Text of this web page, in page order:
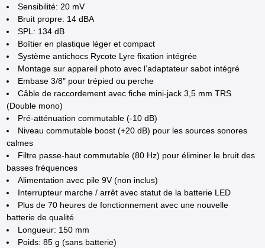
Sensibilité: 20 mV
Bruit propre: 14 dBA
SPL: 134 dB
Boîtier en plastique léger et compact
Système antichocs Rycote Lyre fixation intégrée
Montage sur appareil photo avec l’adaptateur sabot intégré
Embase 3/8″ pour trépied ou perche
Câble de raccordement avec fiche mini-jack 3,5 mm TRS
(Double mono)
Pré-atténuation commutable (-10 dB)
Niveau commutable boost (+20 dB) pour les sources sonores
calmes
Filtre passe-haut commutable (80 Hz) pour éliminer le bruit des
basses fréquences
Alimentation avec pile 9V (non inclus)
Interrupteur marche / arrêt avec statut de la batterie LED
Plus de 70 heures de fonctionnement avec une nouvelle
batterie de qualité
Longueur: 150 mm
Poids: 85 g (sans batterie)